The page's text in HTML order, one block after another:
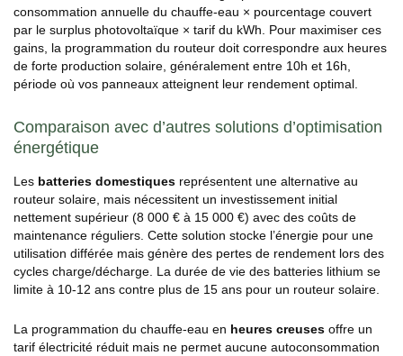
consommation annuelle du chauffe-eau × pourcentage couvert
par le surplus photovoltaïque × tarif du kWh. Pour maximiser ces
gains, la programmation du routeur doit correspondre aux heures
de forte production solaire, généralement entre 10h et 16h,
période où vos panneaux atteignent leur rendement optimal.
Comparaison avec d’autres solutions d’optimisation
énergétique
Les batteries domestiques représentent une alternative au
routeur solaire, mais nécessitent un investissement initial
nettement supérieur (8 000 € à 15 000 €) avec des coûts de
maintenance réguliers. Cette solution stocke l’énergie pour une
utilisation différée mais génère des pertes de rendement lors des
cycles charge/décharge. La durée de vie des batteries lithium se
limite à 10-12 ans contre plus de 15 ans pour un routeur solaire.
La programmation du chauffe-eau en heures creuses offre un
tarif électricité réduit mais ne permet aucune autoconsommation